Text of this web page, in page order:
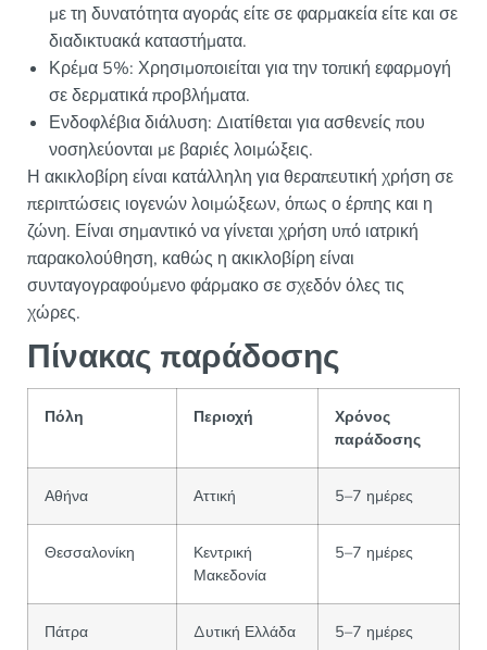
με τη δυνατότητα αγοράς είτε σε φαρμακεία είτε και σε
διαδικτυακά καταστήματα.
Κρέμα 5%: Χρησιμοποιείται για την τοπική εφαρμογή
σε δερματικά προβλήματα.
Ενδοφλέβια διάλυση: Διατίθεται για ασθενείς που
νοσηλεύονται με βαριές λοιμώξεις.
Η ακικλοβίρη είναι κατάλληλη για θεραπευτική χρήση σε
περιπτώσεις ιογενών λοιμώξεων, όπως ο έρπης και η
ζώνη. Είναι σημαντικό να γίνεται χρήση υπό ιατρική
παρακολούθηση, καθώς η ακικλοβίρη είναι
συνταγογραφούμενο φάρμακο σε σχεδόν όλες τις
χώρες.
Πίνακας παράδοσης
Πόλη Περιοχή
Χρόνος
παράδοσης
Αθήνα Αττική 5–7 ημέρες
Θεσσαλονίκη
Κεντρική
Μακεδονία
5–7 ημέρες
Πάτρα Δυτική Ελλάδα 5–7 ημέρες